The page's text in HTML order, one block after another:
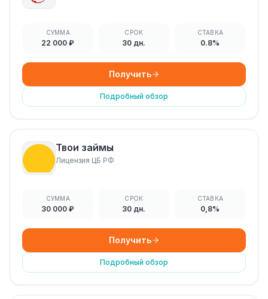
СУММА
22 000 ₽
СРОК
30 дн.
СТАВКА
0.8%
Получить
Подробный обзор
Твои займы
Лицензия ЦБ РФ
СУММА
30 000 ₽
СРОК
30 дн.
СТАВКА
0,8%
Получить
Подробный обзор